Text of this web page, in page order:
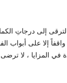
إلا على أبواب
في المزايا ، لا